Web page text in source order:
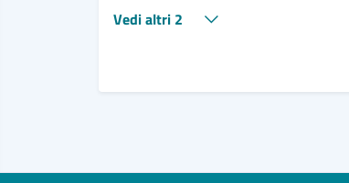
Vedi altri 2